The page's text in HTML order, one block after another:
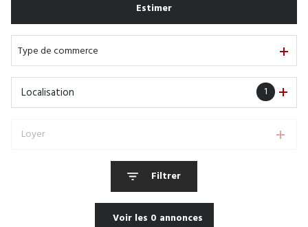
De l'immo pro
Estimer
Type de commerce
1
Localisation
Loyer
Filtrer
Voir les 0 annonces